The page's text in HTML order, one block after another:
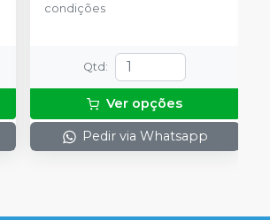
condições
Qtd :
Ver opções
Pedir via Whatsapp